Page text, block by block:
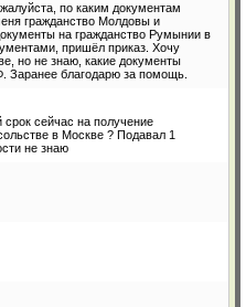
по каким документам
гражданство Молдовы и
на гражданство Румынии в
пришёл приказ. Хочу
но не знаю, какие документы
Заранее благодарю за помощь.
срок сейчас на получение
в Москве ? Подавал 1
не знаю